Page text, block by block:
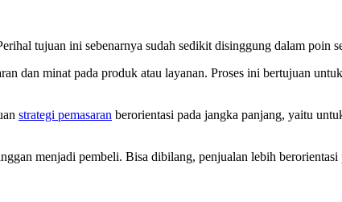
tujuan ini sebenarnya sudah sedikit disinggung dalam poin
dan minat pada produk atau layanan. Proses ini bertujuan
strategi pemasaran berorientasi pada jangka panjang, yaitu
menjadi pembeli. Bisa dibilang, penjualan lebih